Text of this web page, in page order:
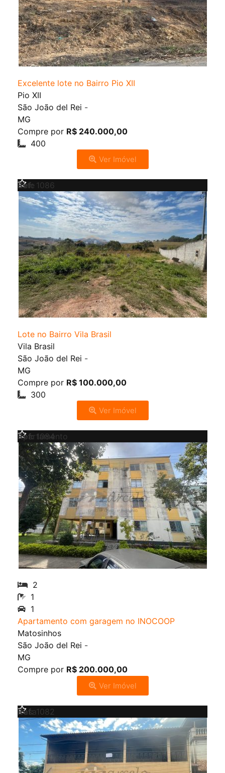
Excelente lote no Bairro Pio XII
Pio XII
São João del Rei -
MG
Compre por R$ 240.000,00
400
Ver Imóvel
Venda
Lote
Ref:1086
Lote no Bairro Vila Brasil
Vila Brasil
São João del Rei -
MG
Compre por R$ 100.000,00
300
Ver Imóvel
Venda
Apartamento
Ref:1084
2
1
1
Apartamento com garagem no INOCOOP
Matosinhos
São João del Rei -
MG
Compre por R$ 200.000,00
Ver Imóvel
Venda
Casa
Ref:1082